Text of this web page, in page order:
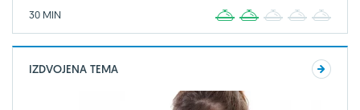
30 MIN 2 3 4
IZDVOJENA TEMA